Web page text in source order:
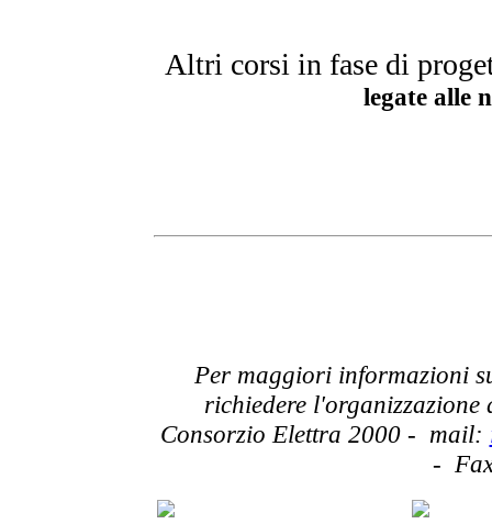
Altri corsi in fase di
legate alle
Per maggiori informazioni
richiedere
Consorzio Elettra 2000 - mail:
-